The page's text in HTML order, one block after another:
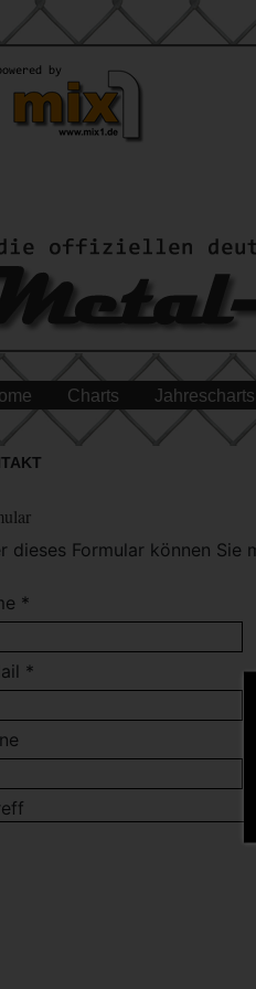
Charts Jahrescharts
dieses Formular können Sie
*
*